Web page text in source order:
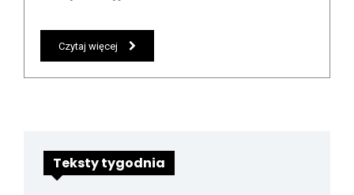
Czytaj więcej
Teksty tygodnia